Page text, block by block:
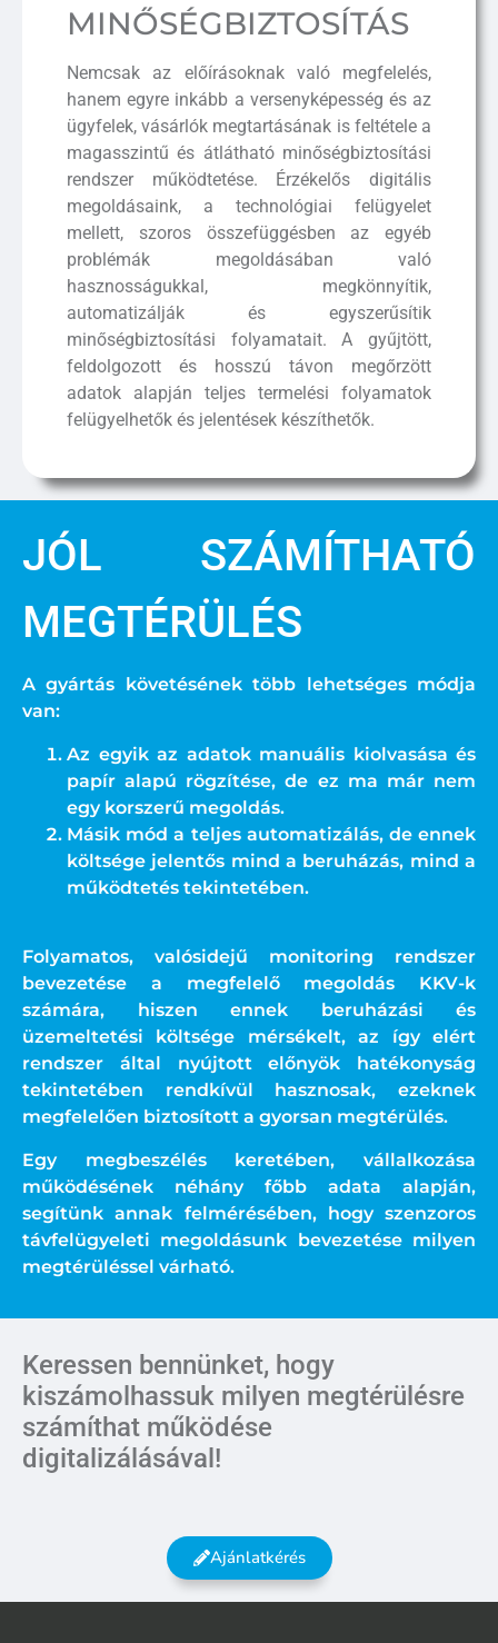
MINŐSÉG­BIZTOSÍTÁS
Nemcsak az előírásoknak való megfelelés,
hanem egyre inkább a versenyképesség és az
ügyfelek, vásárlók megtartásának is feltétele a
magasszintű és átlátható minőségbiztosítási
rendszer működtetése. Érzékelős digitális
megoldásaink, a technológiai felügyelet
mellett, szoros összefüggésben az egyéb
problémák megoldásában való
hasznosságukkal, megkönnyítik,
automatizálják és egyszerűsítik
minőségbiztosítási folyamatait. A gyűjtött,
feldolgozott és hosszú távon megőrzött
adatok alapján teljes termelési folyamatok
felügyelhetők és jelentések készíthetők.
JÓL SZÁMÍTHATÓ
MEGTÉRÜLÉS
A gyártás követésének több lehetséges módja
van:
Az egyik az adatok manuális kiolvasása és
papír alapú rögzítése, de ez ma már nem
egy korszerű megoldás.
Másik mód a teljes automatizálás, de ennek
költsége jelentős mind a beruházás, mind a
működtetés tekintetében.
Folyamatos, valósidejű monitoring rendszer
bevezetése a megfelelő megoldás KKV-k
számára, hiszen ennek beruházási és
üzemeltetési költsége mérsékelt, az így elért
rendszer által nyújtott előnyök hatékonyság
tekintetében rendkívül hasznosak, ezeknek
megfelelően biztosított a gyorsan megtérülés.
Egy megbeszélés keretében, vállalkozása
működésének néhány főbb adata alapján,
segítünk annak felmérésében, hogy szenzoros
távfelügyeleti megoldásunk bevezetése milyen
megtérüléssel várható.
Keressen bennünket, hogy
kiszámolhassuk milyen megtérülésre
számíthat működése
digitalizálásával!
Ajánlatkérés